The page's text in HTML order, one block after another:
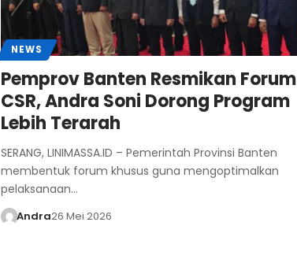
NEWS
Pemprov Banten Resmikan Forum
CSR, Andra Soni Dorong Program
Lebih Terarah
SERANG, LINIMASSA.ID – Pemerintah Provinsi Banten
membentuk forum khusus guna mengoptimalkan
pelaksanaan…
Andra26 Mei 2026